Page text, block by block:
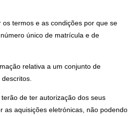
termos e as condições por que se
único de matrícula e de
relativa a um conjunto de
de ter autorização dos seus
as aquisições eletrónicas, não podendo